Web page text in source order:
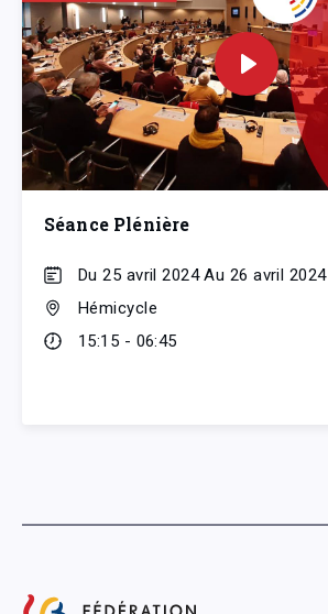
Séance Plénière
Du 25 avril 2024 Au 26 avril 2024
Hémicycle
15:15 - 06:45